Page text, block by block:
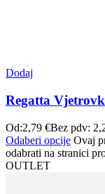
Dodaj
Regatta
Od:2,79 €Bez pdv:
Odaberi opcije Ovaj
odabrati na stranici
OUTLET